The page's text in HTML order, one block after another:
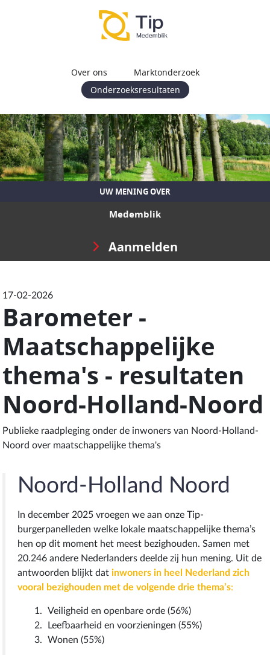
Over ons
Marktonderzoek
Onderzoeksresultaten
UW MENING OVER
Medemblik
Aanmelden
17-02-2026
Barometer -
Maatschappelijke
thema's - resultaten
Noord-Holland-Noord
Publieke raadpleging onder de inwoners van Noord-Holland-
Noord over maatschappelijke thema's
Noord-Holland Noord
In december 2025 vroegen we aan onze Tip-
burgerpanelleden welke lokale maatschappelijke thema’s
hen op dit moment het meest bezighouden. Samen met
20.246 andere Nederlanders deelde zij hun mening. Uit de
antwoorden blijkt datinwoners in heel Nederland zich
vooral bezighouden met de volgende drie thema’s:
Veiligheid en openbare orde (56%)
Leefbaarheid en voorzieningen (55%)
Wonen (55%)